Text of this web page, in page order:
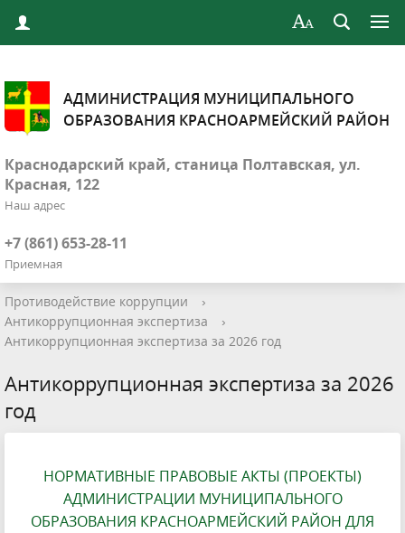
АДМИНИСТРАЦИЯ МУНИЦИПАЛЬНОГО
ОБРАЗОВАНИЯ КРАСНОАРМЕЙСКИЙ РАЙОН
Краснодарский край, станица Полтавская, ул.
Красная, 122
Наш адрес
+7 (861) 653-28-11
Приемная
Противодействие коррупции
›
Антикоррупционная экспертиза
›
Антикоррупционная экспертиза за 2026 год
Антикоррупционная экспертиза за 2026
год
НОРМАТИВНЫЕ ПРАВОВЫЕ АКТЫ (ПРОЕКТЫ)
АДМИНИСТРАЦИИ МУНИЦИПАЛЬНОГО
ОБРАЗОВАНИЯ КРАСНОАРМЕЙСКИЙ РАЙОН ДЛЯ